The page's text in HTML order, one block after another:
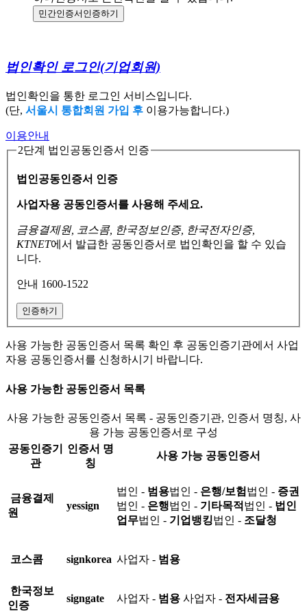
민간인증서 인증하기
법인확인 로그인(기업회원)
법인확인을 통한 로그인 서비스입니다.
(단, 서울시 통합회원 가입 후 이용가능합니다.)
이용안내
2단계 법인공동인증서 인증
법인공동인증서 인증
사업자용 공동인증서를 사용해 주세요.
금융결제원, 코스콤, 한국정보인증, 한국전자인증,
KTNET에서 발급한 공동인증서로 법인확인을 할 수 있습
니다.
안내 1600-1522
인증하기
사용 가능한 공동인증서 목록 확인 후 공동인증기관에서 사업
자용 공동인증서를 신청하시기 바랍니다.
사용 가능한 공동인증서 목록
사용 가능한 공동인증서 목록 - 공동인증기관, 인증서 명칭, 사
용 가능 공동인증서로 구성
공동인증기
관
인증서 명
칭
사용 가능 공동인증서
금융결제
원
yessign
법인 - 범용법인 - 은행/보험 법인 - 증권
법인 - 은행법인 - 기타목적 법인 - 법인
업무법인 - 기업뱅킹법인 - 조달청
코스콤 signkorea 사업자 - 범용
한국정보
인증
signgate 사업자 - 범용 사업자 - 전자세금용